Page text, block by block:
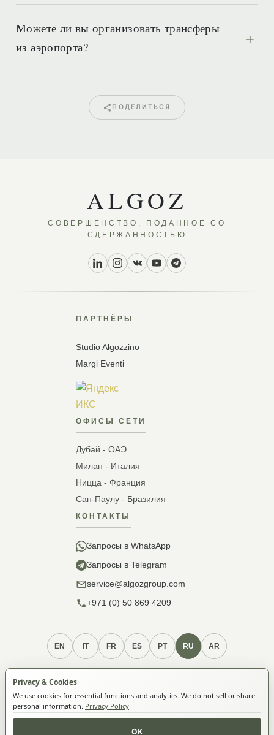
Можете ли вы организовать трансферы
из аэропорта?
ПОДЕЛИТЬСЯ
ALGOZ
СОВЕРШЕНСТВО, ПОДАННОЕ СО
СДЕРЖАННОСТЬЮ
ПАРТНЁРЫ
Studio Algozzino
Margi Eventi
ОФИСЫ СЕТИ
Дубай - ОАЭ
Милан - Италия
Ницца - Франция
Сан-Паулу - Бразилия
КОНТАКТЫ
Запросы в WhatsApp
Запросы в Telegram
service@algozgroup.com
+971 (0) 50 869 4209
EN IT FR ES PT RU AR
Политика cookie
Privacy & Cookies
We use cookies for essential functions and analytics. We do not sell or share
personal information. Privacy Policy
OK